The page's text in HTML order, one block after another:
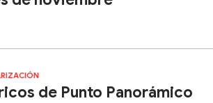
de Punto Panorámico